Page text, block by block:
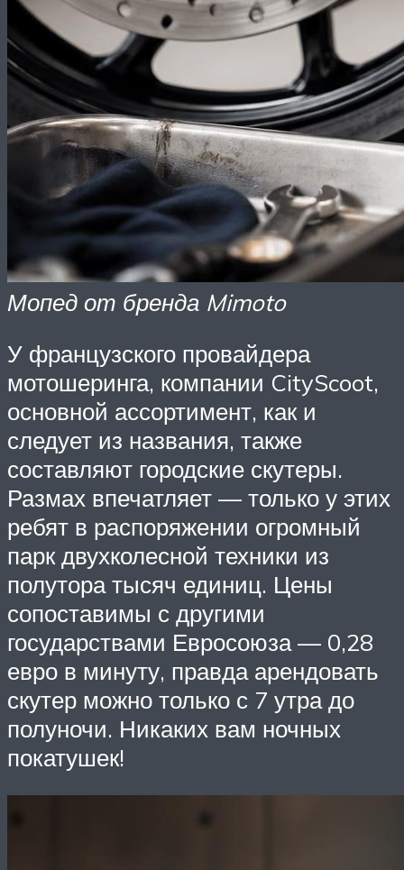
Мопед от бренда Mimoto
У французского провайдера
мотошеринга, компании CityScoot,
основной ассортимент, как и
следует из названия, также
составляют городские скутеры.
Размах впечатляет — только у этих
ребят в распоряжении огромный
парк двухколесной техники из
полутора тысяч единиц. Цены
сопоставимы с другими
государствами Евросоюза — 0,28
евро в минуту, правда арендовать
скутер можно только с 7 утра до
полуночи. Никаких вам ночных
покатушек!